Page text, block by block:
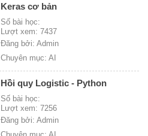
Keras cơ bản
Số bài học:
Lượt xem: 7437
Đăng bởi: Admin
Chuyên mục: AI
Hồi quy Logistic - Python
Số bài học:
Lượt xem: 7256
Đăng bởi: Admin